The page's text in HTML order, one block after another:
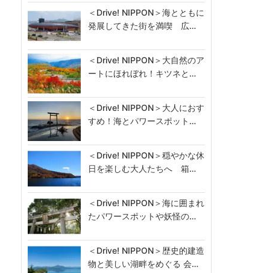
＜Drive! NIPPON＞海とともに
発展してきた街を満喫 広…
＜Drive! NIPPON＞大自然のア
ートにほれぼれ！キツネと…
＜Drive! NIPPON＞大人におす
すめ！海とパワースポット…
＜Drive! NIPPON＞穏やかな休
日を楽しむ大人たちへ 箱…
＜Drive! NIPPON＞海に囲まれ
たパワースポットや妖怪の…
＜Drive! NIPPON＞歴史的建造
物と美しい湖畔をめぐる 会…